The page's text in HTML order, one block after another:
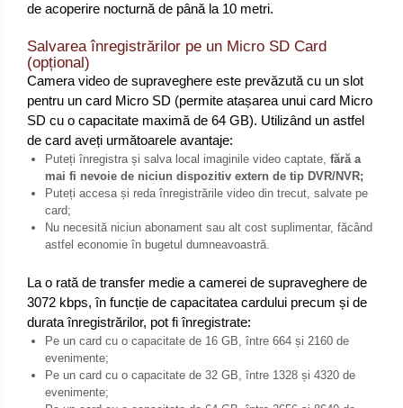
de acoperire nocturnă de până la 10 metri.
Salvarea înregistrărilor pe un Micro SD Card
(opțional)
Camera video de supraveghere este prevăzută cu un slot
pentru un card Micro SD (permite atașarea unui card Micro
SD cu o capacitate maximă de 64 GB). Utilizând un astfel
de card aveți următoarele avantaje:
Puteți înregistra și salva local imaginile video captate, fără a
mai fi nevoie de niciun dispozitiv extern de tip DVR/NVR;
Puteți accesa și reda înregistrările video din trecut, salvate pe
card;
Nu necesită niciun abonament sau alt cost suplimentar, făcând
astfel economie în bugetul dumneavoastră.
La o rată de transfer medie a camerei de supraveghere de
3072 kbps, în funcție de capacitatea cardului precum și de
durata înregistrărilor, pot fi înregistrate:
Pe un card cu o capacitate de 16 GB, între 664 și 2160 de
evenimente;
Pe un card cu o capacitate de 32 GB, între 1328 și 4320 de
evenimente;